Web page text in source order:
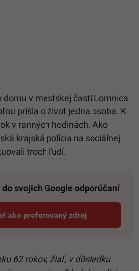
domu v mestskej časti Lomnica
prišla o život jedna osoba. K
v ranných hodinách. Ako
krajská polícia na sociálnej
troch ľudí.
svojich Google odporúčaní
ako preferovaný zdroj
Startitup, odkaz sa otvorí v
62 rokov, žiaľ, v dôsledku